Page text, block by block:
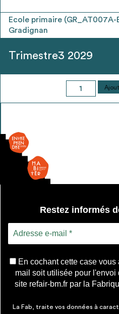
Ecole primaire (GR_AT007A-
Gradignan
Trimestre3 2029
quantité
de
Restez informés
En cochant cette case
mail soit utilisée pour
site refair-bm.fr par la
La Fab, traite vos données à